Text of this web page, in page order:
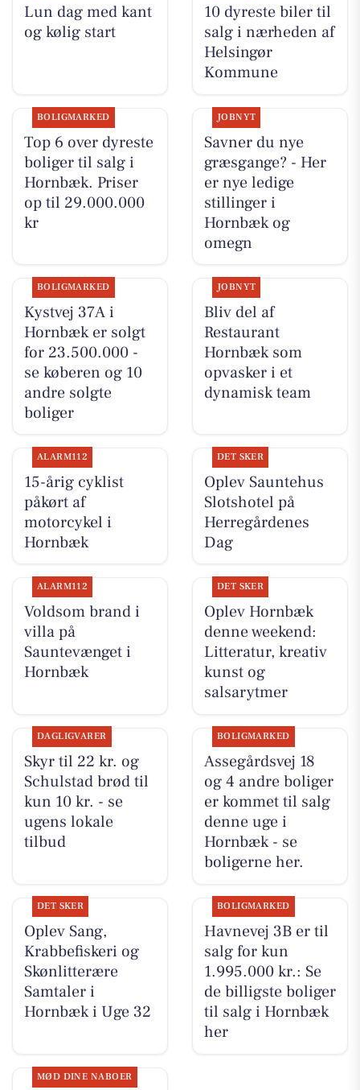
Lun dag med kant
og kølig start
10 dyreste biler til
salg i nærheden af
Helsingør
Kommune
BOLIGMARKED
Top 6 over dyreste
boliger til salg i
Hornbæk. Priser
op til 29.000.000
kr
JOBNYT
Savner du nye
græsgange? - Her
er nye ledige
stillinger i
Hornbæk og
omegn
BOLIGMARKED
Kystvej 37A i
Hornbæk er solgt
for 23.500.000 -
se køberen og 10
andre solgte
boliger
JOBNYT
Bliv del af
Restaurant
Hornbæk som
opvasker i et
dynamisk team
ALARM112
15-årig cyklist
påkørt af
motorcykel i
Hornbæk
DET SKER
Oplev Sauntehus
Slotshotel på
Herregårdenes
Dag
ALARM112
Voldsom brand i
villa på
Sauntevænget i
Hornbæk
DET SKER
Oplev Hornbæk
denne weekend:
Litteratur, kreativ
kunst og
salsarytmer
DAGLIGVARER
Skyr til 22 kr. og
Schulstad brød til
kun 10 kr. - se
ugens lokale
tilbud
BOLIGMARKED
Assegårdsvej 18
og 4 andre boliger
er kommet til salg
denne uge i
Hornbæk - se
boligerne her.
DET SKER
Oplev Sang,
Krabbefiskeri og
Skønlitterære
Samtaler i
Hornbæk i Uge 32
BOLIGMARKED
Havnevej 3B er til
salg for kun
1.995.000 kr.: Se
de billigste boliger
til salg i Hornbæk
her
MØD DINE NABOER